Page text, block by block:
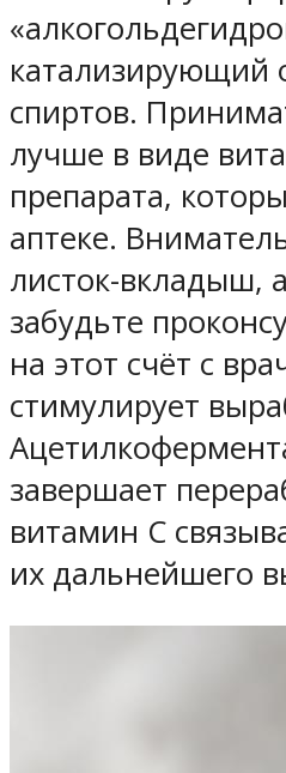
катализирующий
спиртов.
лучше в виде
препарата,
аптеке.
листок-вкладыш,
забудьте
на этот счёт с
стимулирует
завершает
витамин С
их дальнейшего